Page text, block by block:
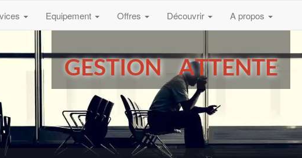
Equipement Offres Découvrir A propos
GESTION ATTENTE